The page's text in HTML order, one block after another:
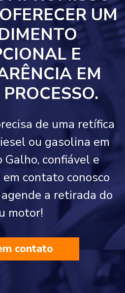
UM
E
EM
de uma retífica
ou gasolina em
Galho, confiável e
contato conosco
a retirada do
motor!
contato